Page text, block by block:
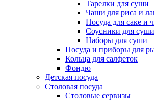
Тарелки для суши
Чаши для риса и
Посуда для саке и
Соусники для
Наборы для суши
Посуда и приборы для
Кольца для салфеток
Фондю
Детская посуда
Столовая посуда
Столовые сервизы